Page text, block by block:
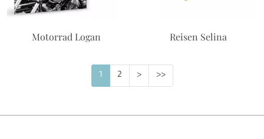
Motorrad Logan Reisen Selina
1 2 > >>